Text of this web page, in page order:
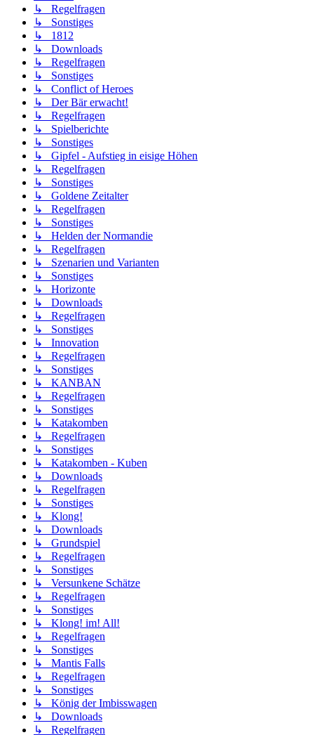
↳ Regelfragen
↳ Sonstiges
↳ 1812
↳ Downloads
↳ Regelfragen
↳ Sonstiges
↳ Conflict of Heroes
↳ Der Bär erwacht!
↳ Regelfragen
↳ Spielberichte
↳ Sonstiges
↳ Gipfel - Aufstieg in eisige Höhen
↳ Regelfragen
↳ Sonstiges
↳ Goldene Zeitalter
↳ Regelfragen
↳ Sonstiges
↳ Helden der Normandie
↳ Regelfragen
↳ Szenarien und Varianten
↳ Sonstiges
↳ Horizonte
↳ Downloads
↳ Regelfragen
↳ Sonstiges
↳ Innovation
↳ Regelfragen
↳ Sonstiges
↳ KANBAN
↳ Regelfragen
↳ Sonstiges
↳ Katakomben
↳ Regelfragen
↳ Sonstiges
↳ Katakomben - Kuben
↳ Downloads
↳ Regelfragen
↳ Sonstiges
↳ Klong!
↳ Downloads
↳ Grundspiel
↳ Regelfragen
↳ Sonstiges
↳ Versunkene Schätze
↳ Regelfragen
↳ Sonstiges
↳ Klong! im! All!
↳ Regelfragen
↳ Sonstiges
↳ Mantis Falls
↳ Regelfragen
↳ Sonstiges
↳ König der Imbisswagen
↳ Downloads
↳ Regelfragen